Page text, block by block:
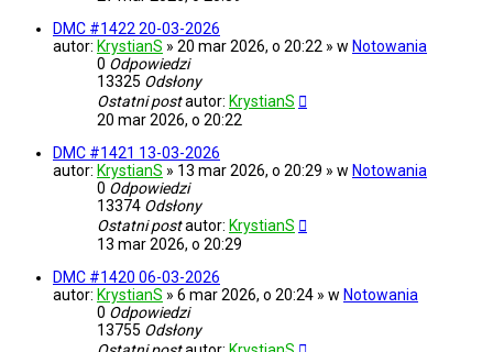
DMC #1422 20-03-2026
autor: KrystianS » 20 mar 2026, o 20:22 » w Notowania
0 Odpowiedzi
13325 Odsłony
Ostatni postautor: KrystianS
20 mar 2026, o 20:22
DMC #1421 13-03-2026
autor: KrystianS » 13 mar 2026, o 20:29 » w Notowania
0 Odpowiedzi
13374 Odsłony
Ostatni postautor: KrystianS
13 mar 2026, o 20:29
DMC #1420 06-03-2026
autor: KrystianS » 6 mar 2026, o 20:24 » w Notowania
0 Odpowiedzi
13755 Odsłony